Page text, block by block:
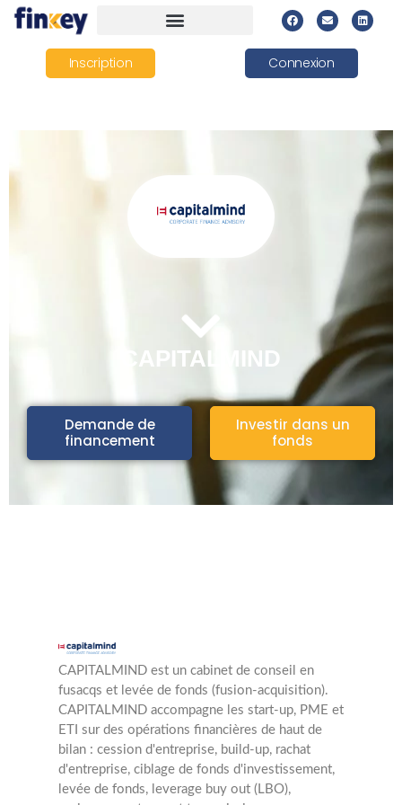
Inscription Connexion
CAPITALMIND
Demande de
financement
Investir dans un
fonds
CAPITALMIND est un cabinet de conseil en
fusacqs et levée de fonds (fusion-acquisition).
CAPITALMIND accompagne les start-up, PME et
ETI sur des opérations financières de haut de
bilan : cession d'entreprise, build-up, rachat
d'entreprise, ciblage de fonds d'investissement,
levée de fonds, leverage buy out (LBO),